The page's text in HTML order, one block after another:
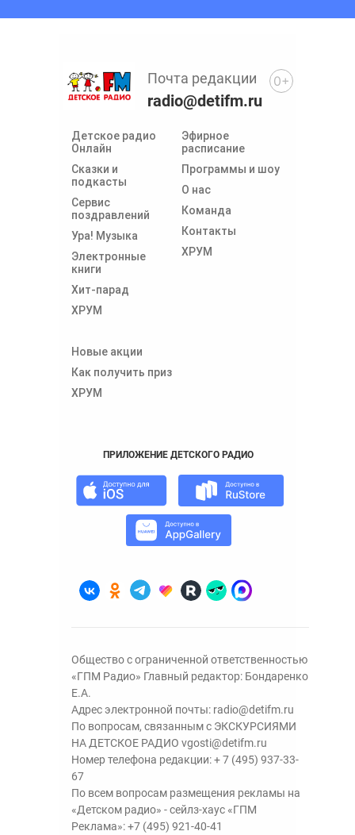
Детское радио
Онлайн
Сказки и
подкасты
Сервис
поздравлений
Ура! Музыка
Электронные
книги
Хит-парад
ХРУМ
Эфирное
расписание
Программы и шоу
О нас
Команда
Контакты
ХРУМ
Новые акции
Как получить приз
ХРУМ
Почта редакции
radio@detifm.ru
ПРИЛОЖЕНИЕ ДЕТСКОГО РАДИО
0+
Общество с ограниченной ответственностью
«ГПМ Радио» Главный редактор: Бондаренко
Е.А.
Адрес электронной почты: radio@detifm.ru
По вопросам, связанным с ЭКСКУРСИЯМИ
НА ДЕТСКОЕ РАДИО vgosti@detifm.ru
Номер телефона редакции:+ 7 (495) 937-33-
67
По всем вопросам размещения рекламы на
«Детском радио» - сейлз-хаус «ГПМ
Реклама»:+7 (495) 921-40-41